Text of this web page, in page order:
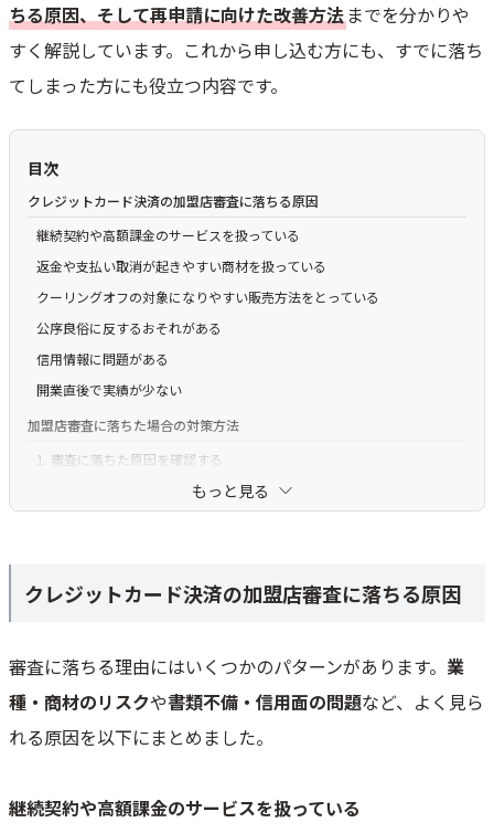
ちる原因、そして再申請に向けた改善方法 までを分かりや
すく解説しています。これから申し込む方にも、すでに落ち
てしまった方にも役立つ内容です。
目次
クレジットカード決済の加盟店審査に落ちる原因
継続契約や高額課金のサービスを扱っている
返金や支払い取消が起きやすい商材を扱っている
クーリングオフの対象になりやすい販売方法をとっている
公序良俗に反するおそれがある
信用情報に問題がある
開業直後で実績が少ない
加盟店審査に落ちた場合の対策方法
1. 審査に落ちた原因を確認する
2. 原因に応じて申請内容や販売ページを見直す
そもそもクレジットカード決済の加盟店審査とは？
Webサイトの整備
もっと見る
クレジットカード決済の加盟店審査に落ちる原因
審査に落ちる理由にはいくつかのパターンがあります。 業
種・商材のリスクや書類不備・信用面の問題など、よく見ら
れる原因を以下にまとめました。
継続契約や高額課金のサービスを扱っている